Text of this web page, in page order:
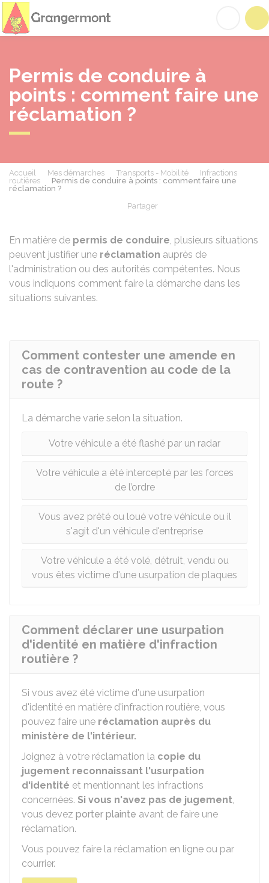
Permis de conduire à
points : comment faire une
réclamation ?
Accueil Mes démarches Transports - Mobilité
Infractions
routières
Permis de conduire à points : comment faire une
réclamation ?
Partager
En matière de permis de conduire, plusieurs situations
peuvent justifier une réclamation auprès de
l'administration ou des autorités compétentes. Nous
vous indiquons comment faire la démarche dans les
situations suivantes.
Comment contester une amende en
cas de contravention au code de la
route ?
La démarche varie selon la situation.
Votre véhicule a été flashé par un radar
Votre véhicule a été intercepté par les forces
de l’ordre
Vous avez prêté ou loué votre véhicule ou il
s'agit d'un véhicule d'entreprise
Votre véhicule a été volé, détruit, vendu ou
vous êtes victime d'une usurpation de plaques
Comment déclarer une usurpation
d'identité en matière d'infraction
routière ?
Si vous avez été victime d'une usurpation
d'identité en matière d'infraction routière, vous
pouvez faire une réclamation auprès du
ministère de l'intérieur.
Joignez à votre réclamation la copie du
jugement reconnaissant l'usurpation
d'identité et mentionnant les infractions
concernées. Si vous n'avez pas de jugement,
vous devez porter plainte avant de faire une
réclamation.
Vous pouvez faire la réclamation en ligne ou par
courrier.